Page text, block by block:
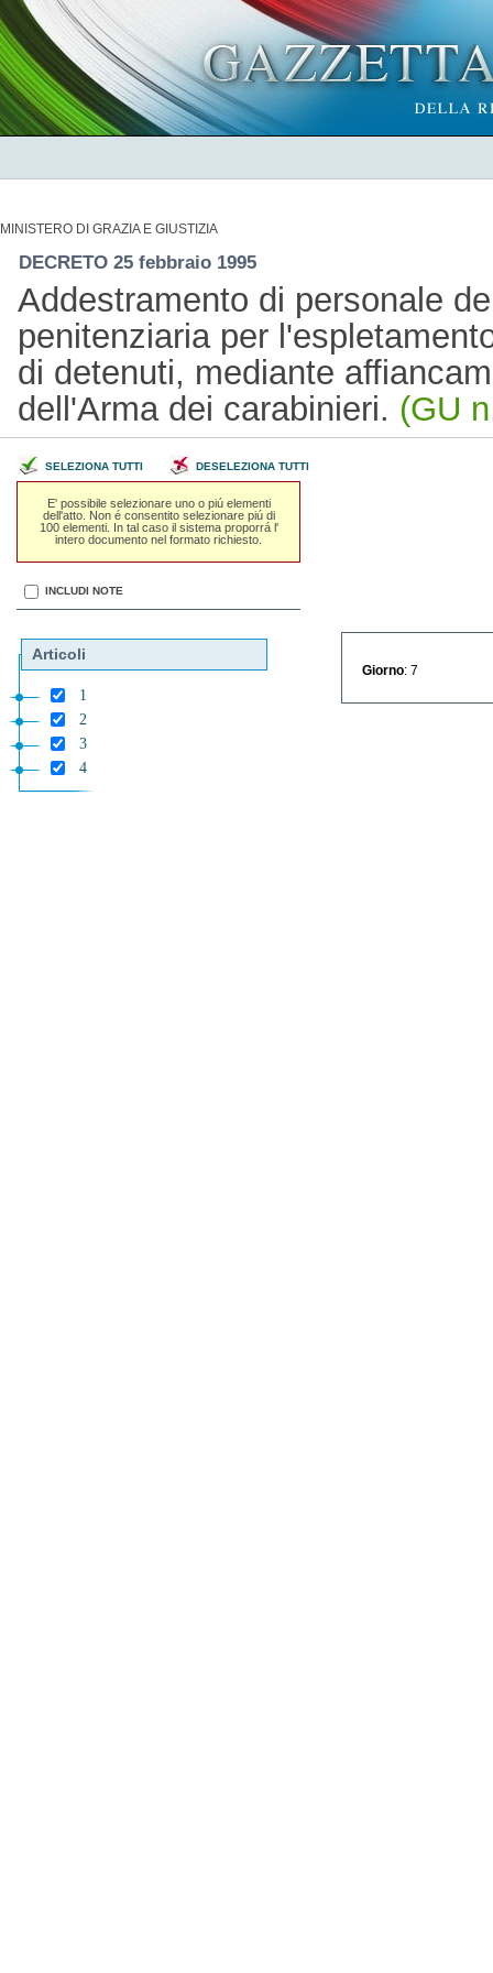
MINISTERO DI GRAZIA E GIUSTIZIA
DECRETO 25 febbraio 1995
Addestramento di personale
penitenziaria per
di detenuti, mediante
dell'Arma dei carabinieri. (GU
SELEZIONA TUTTI DESELEZIONA TUTTI
E' possibile selezionare uno o piú elementi
dell'atto. Non é consentito selezionare piú di
100 elementi. In tal caso il sistema proporrá l'
intero documento nel formato richiesto.
INCLUDI NOTE
Articoli
1
2
3
4
Giorno : 7